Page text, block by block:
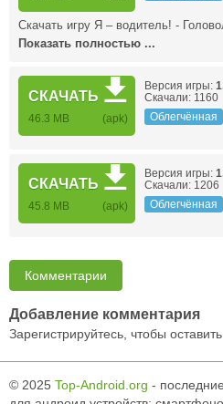
Скачать игру Я – водитель! -
Показать полностью ...
СКАЧАТЬ
46.3 MB (apk)
Версия игры:
Скачали: 1160
Облегчённая
СКАЧАТЬ
45.8 MB (apk)
Версия игры:
Скачали: 1206
Облегчённая
Комментарии
Добавление комментария
Зарегистрируйтесь, чтобы
© 2025 Top-Android.org -